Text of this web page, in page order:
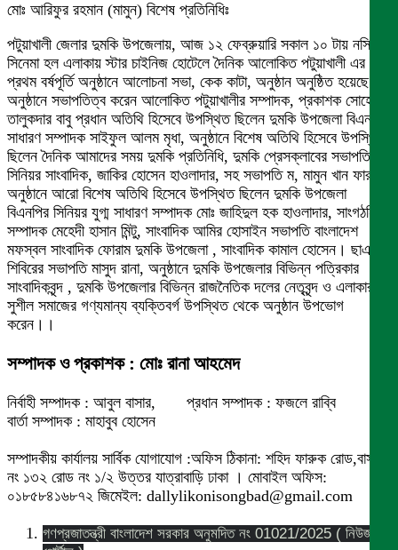
মোঃ আরিফুর রহমান (মামুন) বিশেষ প্রতিনিধিঃ
পটুয়াখালী জেলার দুমকি উপজেলায়, আজ ১২ ফেব্রুয়ারি সকাল ১০ টায় নসিব
সিনেমা হল এলাকায় স্টার চাইনিজ হোটেলে দৈনিক আলোকিত পটুয়াখালী এর
প্রথম বর্ষপূর্তি অনুষ্ঠানে আলোচনা সভা, কেক কাটা, অনুষ্ঠান অনুষ্ঠিত হয়েছে।
অনুষ্ঠানে সভাপতিত্ব করেন আলোকিত পটুয়াখালীর সম্পাদক, প্রকাশক সোহেল
তালুকদার বাবু প্রধান অতিথি হিসেবে উপস্থিত ছিলেন দুমকি উপজেলা বিএনপির
সাধারণ সম্পাদক সাইফুল আলম মৃধা, অনুষ্ঠানে বিশেষ অতিথি হিসেবে উপস্থিত
ছিলেন দৈনিক আমাদের সময় দুমকি প্রতিনিধি, দুমকি প্রেসক্লাবের সভাপতি,
সিনিয়র সাংবাদিক, জাকির হোসেন হাওলাদার, সহ সভাপতি ম, মামুন খান ফারুকি,
অনুষ্ঠানে আরো বিশেষ অতিথি হিসেবে উপস্থিত ছিলেন দুমকি উপজেলা
বিএনপির সিনিয়র যুগ্ম সাধারণ সম্পাদক মোঃ জাহিদুল হক হাওলাদার, সাংগঠনিক
সম্পাদক মেহেদী হাসান মিন্টু, সাংবাদিক আমির হোসাইন সভাপতি বাংলাদেশ
মফস্বল সাংবাদিক ফোরাম দুমকি উপজেলা , সাংবাদিক কামাল হোসেন। ছাএ
শিবিরের সভাপতি মাসুদ রানা, অনুষ্ঠানে দুমকি উপজেলার বিভিন্ন পত্রিকার
সাংবাদিকবৃন্দ , দুমকি উপজেলার বিভিন্ন রাজনৈতিক দলের নেতৃবৃন্দ ও এলাকার
সুশীল সমাজের গণ্যমান্য ব্যক্তিবর্গ উপস্থিত থেকে অনুষ্ঠান উপভোগ
করেন।।
সম্পাদক ও প্রকাশক : মোঃ রানা আহমেদ
নির্বাহী সম্পাদক : আবুল বাসার, প্রধান সম্পাদক : ফজলে রাব্বি
বার্তা সম্পাদক : মাহাবুব হোসেন
সম্পাদকীয় কার্যালয় সার্বিক যোগাযোগ :অফিস ঠিকানা: শহিদ ফারুক রোড,বাসা
নং ১৩২ রোড নং ১/২ উত্তর যাত্রাবাড়ি ঢাকা । মোবাইল অফিস:
০১৮৫৮৪১৬৮৭২ জিমেইল: dallylikonisongbad@gmail.com
গণপ্রজাতন্ত্রী বাংলাদেশ সরকার অনুমদিত নং 01021/2025 ( নিউজ